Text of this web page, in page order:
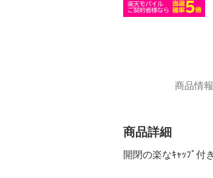
商品情報
商品詳細
開閉の楽なｷｬｯﾌﾟ付